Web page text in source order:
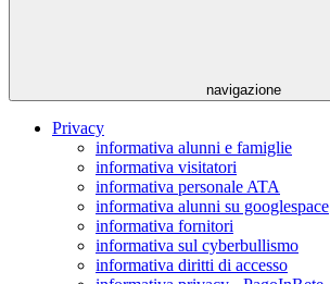
navigazione
Privacy
informativa alunni e famiglie
informativa visitatori
informativa personale ATA
informativa alunni su googlespace
informativa fornitori
informativa sul cyberbullismo
informativa diritti di accesso